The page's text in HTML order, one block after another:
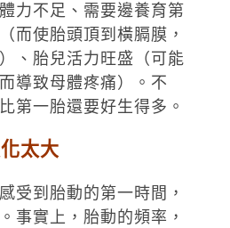
力不足、需要邊養育第
而使胎頭頂到橫膈膜，
、胎兒活力旺盛（可能
導致母體疼痛）。不
第一胎還要好生得多。
太大
受到胎動的第一時間，
事實上，胎動的頻率，